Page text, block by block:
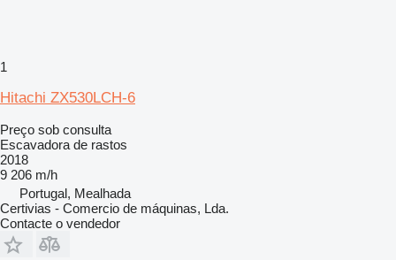
1
Hitachi ZX530LCH-6
Preço sob consulta
Escavadora de rastos
2018
9 206 m/h
Portugal, Mealhada
Certivias - Comercio de máquinas, Lda.
Contacte o vendedor